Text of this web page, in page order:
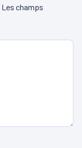
Les champs